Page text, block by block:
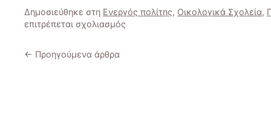
Δημοσιεύθηκε στη Ενεργός πολίτης, Οικολογικά Σχολεία,
επιτρέπεται σχολιασμός
← Προηγούμενα άρθρα